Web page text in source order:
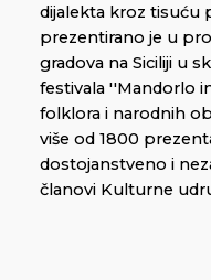
dijalekta kroz tisuću
prezentirano je u
gradova na Siciliji u
festivala ''Mandorlo
folklora i narodnih
više od 1800
dostojanstveno i
članovi Kulturne